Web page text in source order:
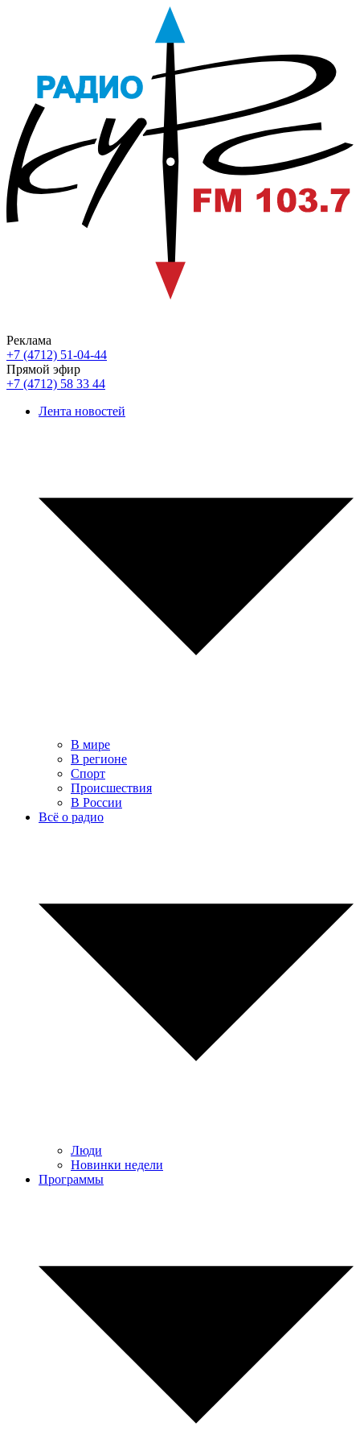
Реклама
+7 (4712) 51-04-44
Прямой эфир
+7 (4712) 58 33 44
Лента новостей
В мире
В регионе
Спорт
Происшествия
В России
Всё о радио
Люди
Новинки недели
Программы